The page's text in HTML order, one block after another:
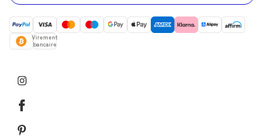
Virement
bancaire